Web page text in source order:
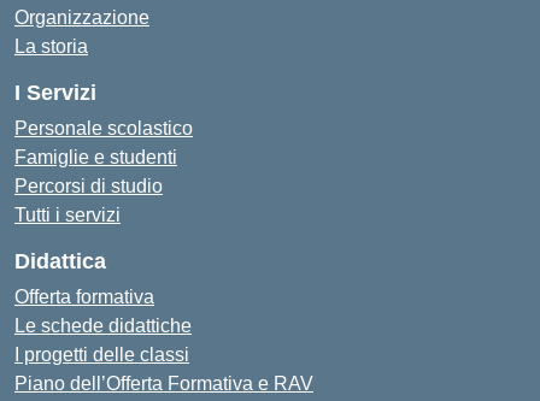
Organizzazione
La storia
I Servizi
Personale scolastico
Famiglie e studenti
Percorsi di studio
Tutti i servizi
Didattica
Offerta formativa
Le schede didattiche
I progetti delle classi
Piano dell’Offerta Formativa e RAV